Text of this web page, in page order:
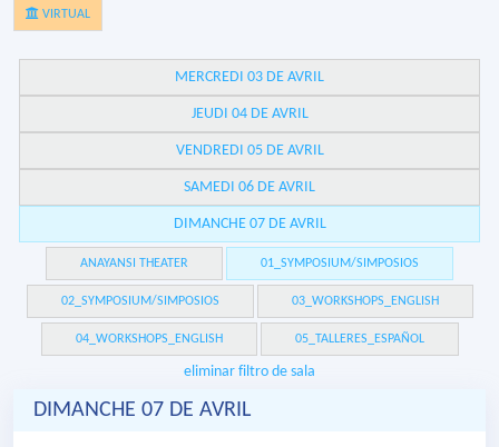
VIRTUAL
MERCREDI 03 DE AVRIL
JEUDI 04 DE AVRIL
VENDREDI 05 DE AVRIL
SAMEDI 06 DE AVRIL
DIMANCHE 07 DE AVRIL
ANAYANSI THEATER 01_SYMPOSIUM/SIMPOSIOS
02_SYMPOSIUM/SIMPOSIOS 03_WORKSHOPS_ENGLISH
04_WORKSHOPS_ENGLISH 05_TALLERES_ESPAÑOL
eliminar filtro de sala
DIMANCHE 07 DE AVRIL